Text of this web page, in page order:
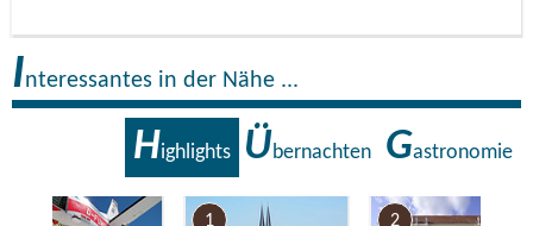
Interessantes in der Nähe ...
Highlights Übernachten Gastronomie
1 2